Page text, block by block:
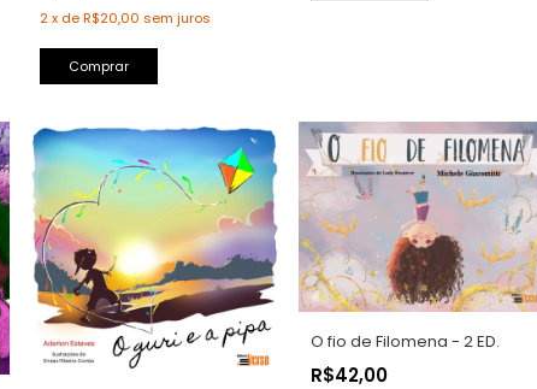
2x deR$20,00 sem juros
O fio de Filomena - 2 ED.
R$42,00